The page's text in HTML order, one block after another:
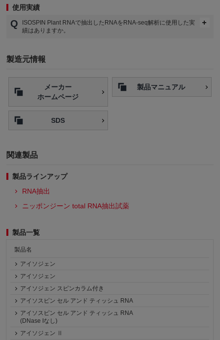
使用実績
ISOSPIN Plant RNAで抽出したRNAをRNA-seq解析に使用した実
績はありますか。
製造元情報
メーカー
ホームページ
製品マニュアル
SDS
関連製品
製品ラインアップ
RNA抽出
ニッポンジーン total RNA抽出試薬
製品一覧
製品名
アイソジェン
アイソジェン
アイソジェン スピンカラム付き
アイソスピン セル アンド ティッシュ RNA
アイソスピン セル アンド ティッシュ RNA
(DNase Iなし)
アイソジェン Ⅱ